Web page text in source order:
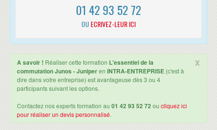
01 42 93 52 72
OU ECRIVEZ-LEUR ICI
x
A savoir ! Réaliser cette formation L'essentiel de la
commutation Junos - Juniperen INTRA-ENTREPRISE (c'est à
dire dans votre entreprise) est avantageuse dès 3 ou 4
participants suivant les options.
Contactez nos experts formation au 01 42 93 52 72 ou cliquez ici
pour réaliser un devis personnalisé.